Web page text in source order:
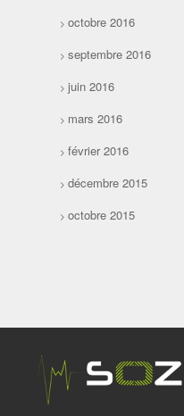
octobre 2016
septembre 2016
juin 2016
mars 2016
février 2016
décembre 2015
octobre 2015